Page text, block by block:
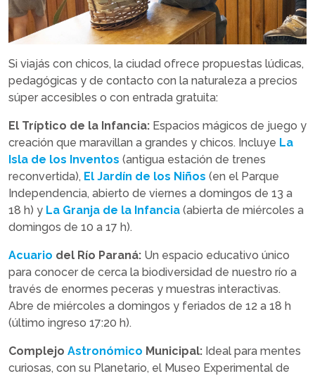
Si viajás con chicos, la ciudad ofrece propuestas lúdicas,
pedagógicas y de contacto con la naturaleza a precios
súper accesibles o con entrada gratuita:
El Tríptico de la Infancia: Espacios mágicos de juego y
creación que maravillan a grandes y chicos. Incluye La
Isla de los Inventos (antigua estación de trenes
reconvertida), El Jardín de los Niños (en el Parque
Independencia, abierto de viernes a domingos de 13 a
18 h) y La Granja de la Infancia (abierta de miércoles a
domingos de 10 a 17 h).
Acuario del Río Paraná: Un espacio educativo único
para conocer de cerca la biodiversidad de nuestro río a
través de enormes peceras y muestras interactivas.
Abre de miércoles a domingos y feriados de 12 a 18 h
(último ingreso 17:20 h).
Complejo Astronómico Municipal: Ideal para mentes
curiosas, con su Planetario, el Museo Experimental de